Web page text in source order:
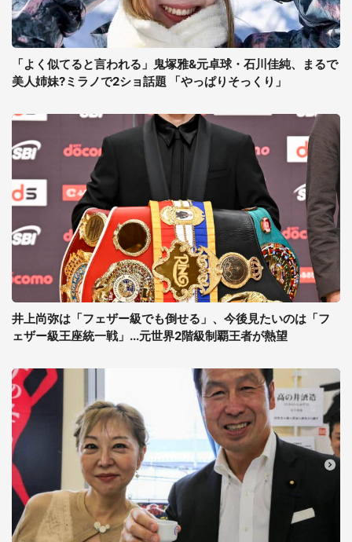
「よく似てると言われる」鬼塚雅&元卓球・石川佳純、まるで
美人姉妹?ミラノで2ショ話題 「やっぱりそっくり」
井上尚弥は「フェザー級でも倒せる」、今後見たいのは「フ
ェザー級王座統一戦」...元世界2階級制覇王者が熱望